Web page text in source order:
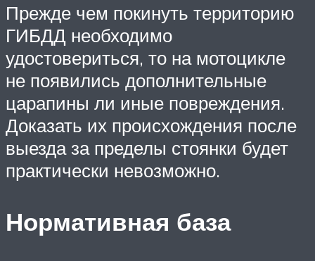
Прежде чем покинуть территорию
ГИБДД необходимо
удостовериться, то на мотоцикле
не появились дополнительные
царапины ли иные повреждения.
Доказать их происхождения после
выезда за пределы стоянки будет
практически невозможно.
Нормативная база